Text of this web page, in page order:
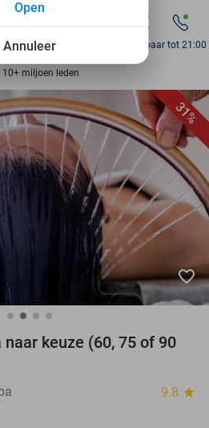
Ontdek 15.000+ deals
per week beschikbaar
10+ miljoen leden
9,4 op basis van206.138 reviews
15.000+ deals
per week beschikbaar
10+ miljoen leden
Bereikbaar tot 21:00
31%
favorite_border
keuze (60, 75 of 90
9.8 star
Annuleer
Open